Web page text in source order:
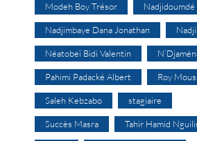
Modeh Boy Trésor
Nadjimbaye Dana Jonathan
Néatobeï Bidi Valentin
Pahimi Padacké Albert Roy
Saleh Kebzabo stagiaire
Succès Masra Tahir Hamid